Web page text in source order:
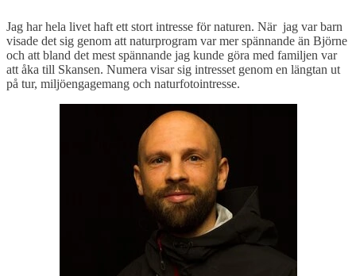
Jag har hela livet haft ett stort intresse för naturen. När jag var barn
visade det sig genom att naturprogram var mer spännande än Björne
och att bland det mest spännande jag kunde göra med familjen var
att åka till Skansen. Numera visar sig intresset genom en längtan ut
på tur, miljöengagemang och naturfotointresse.